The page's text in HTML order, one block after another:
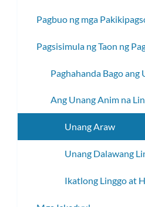
Pagbuo ng mga
Pagsisimula ng Taon ng
Paghahanda Bago ang
Ang Unang Anim na
Unang Araw
Unang Dalawang
Ikatlong Linggo at